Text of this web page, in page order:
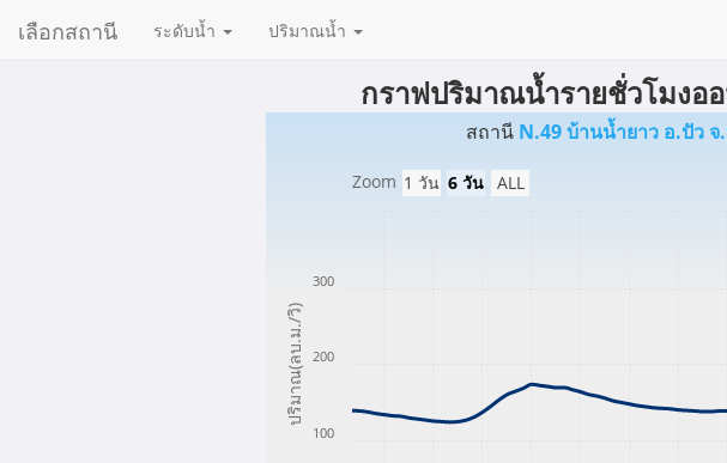
เลือกสถานี ระดับน้ำ ปริมาณน้ำ
กราฟปริมาณน้ำรายชั่วโมงอ
Zoom 1 วัน 6 วัน ALL
ปริมาณ(ลบ.ม./วิ)
สถานี N.49
100
200
300